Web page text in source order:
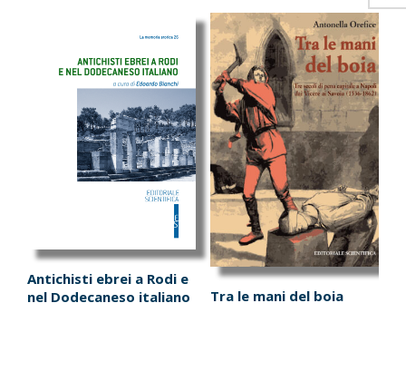
più
recente
Antichisti ebrei a Rodi e
nel Dodecaneso italiano
Tra le mani del boia